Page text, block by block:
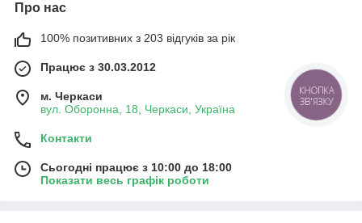
Про нас
100% позитивних з 203 відгуків за рік
Працює з 30.03.2012
м. Черкаси
вул. Оборонна, 18, Черкаси, Україна
Контакти
Сьогодні працює з 10:00 до 18:00
Показати весь графік роботи
КНОПКА
ЗВ'ЯЗКУ